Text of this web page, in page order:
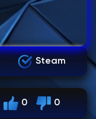
Steam
0 0